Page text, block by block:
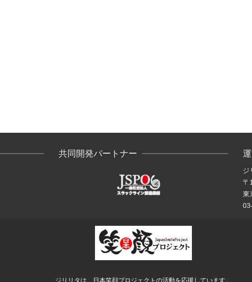
共同開発パートナー
ジ
〒
東
ジリリタは、日本笑顔プロジェクトの活動を応援しています。